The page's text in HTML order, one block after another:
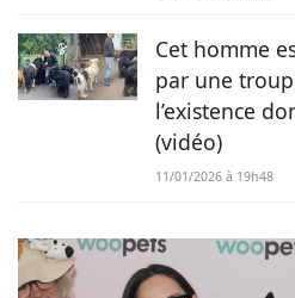
Cet homme
par une
l’existence
(vidéo)
11/01/2026 à 19h48